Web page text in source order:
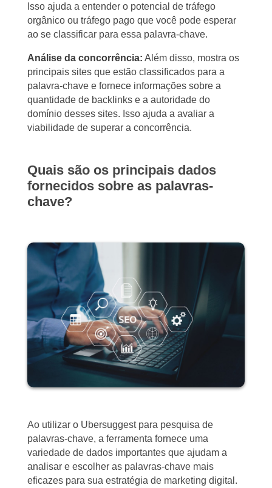
Isso ajuda a entender o potencial de tráfego
orgânico ou tráfego pago que você pode esperar
ao se classificar para essa palavra-chave.
Análise da concorrência: Além disso, mostra os
principais sites que estão classificados para a
palavra-chave e fornece informações sobre a
quantidade de backlinks e a autoridade do
domínio desses sites. Isso ajuda a avaliar a
viabilidade de superar a concorrência.
Quais são os principais dados
fornecidos sobre as palavras-
chave?
Ao utilizar o Ubersuggest para pesquisa de
palavras-chave, a ferramenta fornece uma
variedade de dados importantes que ajudam a
analisar e escolher as palavras-chave mais
eficazes para sua estratégia de marketing digital.